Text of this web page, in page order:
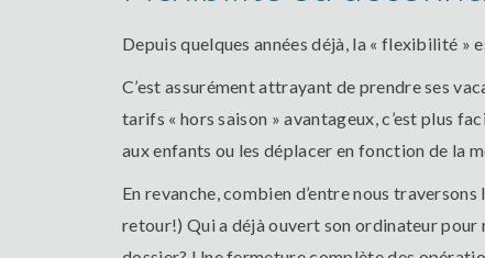
Depuis quelques années déjà, la « flexibilité »
C’est assurément attrayant de prendre ses
tarifs « hors saison » avantageux, c’est plus
aux enfants ou les déplacer en fonction de la
En revanche, combien d’entre nous
retour!) Qui a déjà ouvert son ordinateur pour